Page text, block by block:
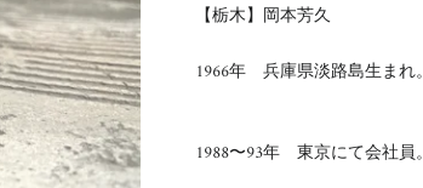
【栃木】岡本芳久
1966年 兵庫県淡路島生まれ。
1988〜93年 東京にて会社員。